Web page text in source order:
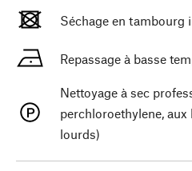
Séchage en tambourg
Repassage à basse
Nettoyage à sec
perchloroethylene,
lourds)